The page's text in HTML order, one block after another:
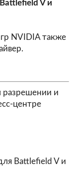
V и
NVIDIA также
разрешении и
центре
Battlefield V и